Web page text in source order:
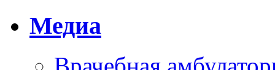
Медиа